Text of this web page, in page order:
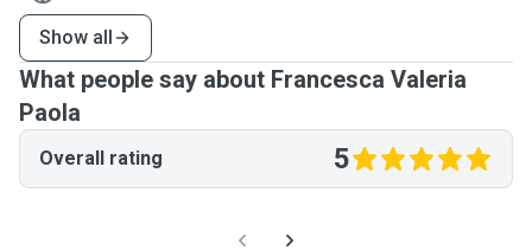
Show all
What people say about Francesca Valeria
Paola
Overall rating 5